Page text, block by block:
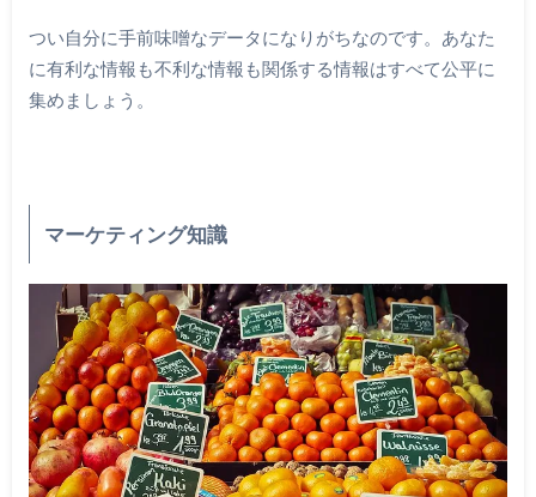
つい自分に手前味噌なデータになりがちなのです。あなた
に有利な情報も不利な情報も関係する情報はすべて公平に
集めましょう。
マーケティング知識